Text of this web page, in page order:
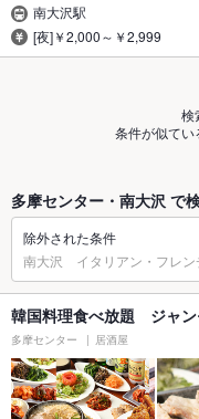
南大沢駅
[夜]￥2,000～￥2,999
検
条件が似てい
多摩センター・南大沢 で
除外された条件
南大沢 イタリアン・フレン
韓国料理食べ放題 ジャ
多摩センター 居酒屋